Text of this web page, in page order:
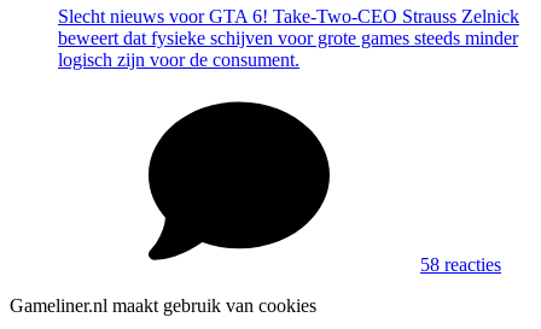
Slecht nieuws voor GTA 6! Take-Two-CEO Strauss Zelnick
beweert dat fysieke schijven voor grote games steeds minder
logisch zijn voor de consument.
58 reacties
Gameliner.nl maakt gebruik van cookies